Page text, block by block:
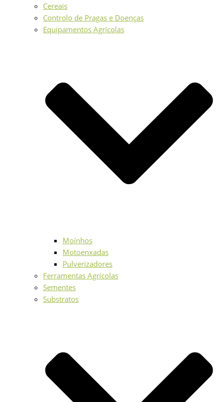
Cereais
Controlo de Pragas e Doenças
Equipamentos Agrícolas
Moínhos
Motoenxadas
Pulverizadores
Ferramentas Agrícolas
Sementes
Substratos